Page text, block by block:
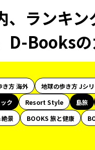
ランキン
D-Books
き方 海外 地球の歩き方 Jシリ
ク
Resort Style 島旅
景
BOOKS 旅と健康